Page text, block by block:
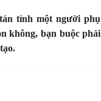
tỉnh một người phụ
không, bạn buộc phải